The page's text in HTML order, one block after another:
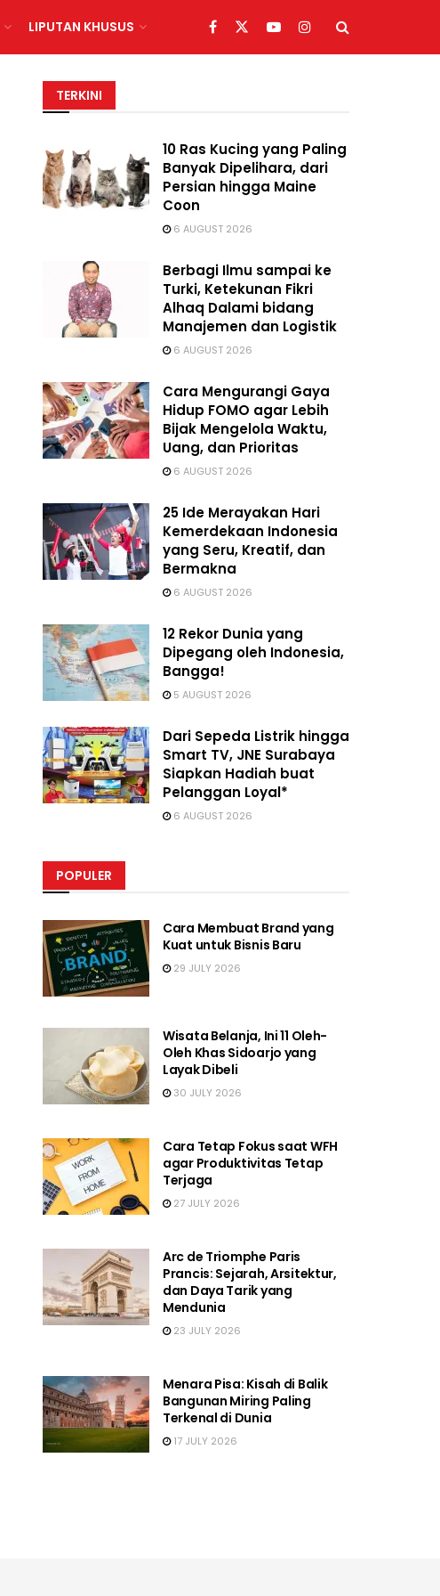
LIPUTAN KHUSUS
TERKINI
10 Ras Kucing yang Paling
Banyak Dipelihara, dari
Persian hingga Maine
Coon
6 AUGUST 2026
Berbagi Ilmu sampai ke
Turki, Ketekunan Fikri
Alhaq Dalami bidang
Manajemen dan Logistik
6 AUGUST 2026
Cara Mengurangi Gaya
Hidup FOMO agar Lebih
Bijak Mengelola Waktu,
Uang, dan Prioritas
6 AUGUST 2026
25 Ide Merayakan Hari
Kemerdekaan Indonesia
yang Seru, Kreatif, dan
Bermakna
6 AUGUST 2026
12 Rekor Dunia yang
Dipegang oleh Indonesia,
Bangga!
5 AUGUST 2026
Dari Sepeda Listrik hingga
Smart TV, JNE Surabaya
Siapkan Hadiah buat
Pelanggan Loyal*
6 AUGUST 2026
POPULER
Cara Membuat Brand yang
Kuat untuk Bisnis Baru
29 JULY 2026
Wisata Belanja, Ini 11 Oleh-
Oleh Khas Sidoarjo yang
Layak Dibeli
30 JULY 2026
Cara Tetap Fokus saat WFH
agar Produktivitas Tetap
Terjaga
27 JULY 2026
Arc de Triomphe Paris
Prancis: Sejarah, Arsitektur,
dan Daya Tarik yang
Mendunia
23 JULY 2026
Menara Pisa: Kisah di Balik
Bangunan Miring Paling
Terkenal di Dunia
17 JULY 2026